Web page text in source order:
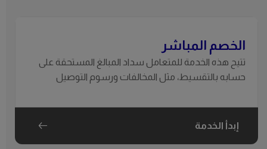
الخصم المباشر
تتيح هذه الخدمة للمتعامل سداد المبالغ المستحقة على
حسابه بالتقسيط، مثل المخالفات ورسوم التوصيل
إبدأ الخدمة